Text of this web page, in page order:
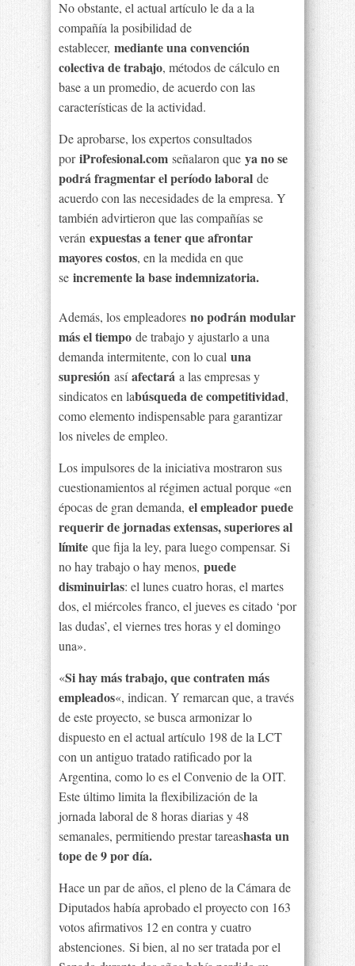
No obstante, el actual artículo le da a la
compañía la posibilidad de
establecer, mediante una convención
colectiva de trabajo, métodos de cálculo en
base a un promedio, de acuerdo con las
características de la actividad.
De aprobarse, los expertos consultados
poriProfesional.com señalaron que ya no se
podrá fragmentar el período laboral de
acuerdo con las necesidades de la empresa. Y
también advirtieron que las compañías se
verán expuestas a tener que afrontar
mayores costos, en la medida en que
se incremente la base indemnizatoria.
Además, los empleadores no podrán modular
más el tiempo de trabajo y ajustarlo a una
demanda intermitente, con lo cual una
supresión asíafectará a las empresas y
sindicatos en labúsqueda de competitividad,
como elemento indispensable para garantizar
los niveles de empleo.
Los impulsores de la iniciativa mostraron sus
cuestionamientos al régimen actual porque «en
épocas de gran demanda, el empleador puede
requerir de jornadas extensas, superiores al
límite que fija la ley, para luego compensar. Si
no hay trabajo o hay menos, puede
disminuirlas: el lunes cuatro horas, el martes
dos, el miércoles franco, el jueves es citado ‘por
las dudas’, el viernes tres horas y el domingo
una».
«Si hay más trabajo, que contraten más
empleados«, indican. Y remarcan que, a través
de este proyecto, se busca armonizar lo
dispuesto en el actual artículo 198 de la LCT
con un antiguo tratado ratificado por la
Argentina, como lo es el Convenio de la OIT.
Este último limita la flexibilización de la
jornada laboral de 8 horas diarias y 48
semanales, permitiendo prestar tareashasta un
tope de 9 por día.
Hace un par de años, el pleno de la Cámara de
Diputados había aprobado el proyecto con 163
votos afirmativos 12 en contra y cuatro
abstenciones. Si bien, al no ser tratada por el